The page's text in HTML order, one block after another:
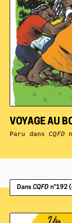
VOYAGE AU
Paru dansCQFD
Dans CQFD n°192